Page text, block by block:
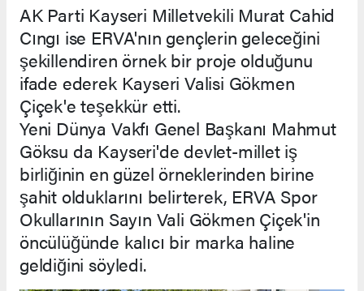
AK Parti Kayseri Milletvekili Murat Cahid
Cıngı ise ERVA'nın gençlerin geleceğini
şekillendiren örnek bir proje olduğunu
ifade ederek Kayseri Valisi Gökmen
Çiçek'e teşekkür etti.
Yeni Dünya Vakfı Genel Başkanı Mahmut
Göksu da Kayseri'de devlet-millet iş
birliğinin en güzel örneklerinden birine
şahit olduklarını belirterek, ERVA Spor
Okullarının Sayın Vali Gökmen Çiçek'in
öncülüğünde kalıcı bir marka haline
geldiğini söyledi.